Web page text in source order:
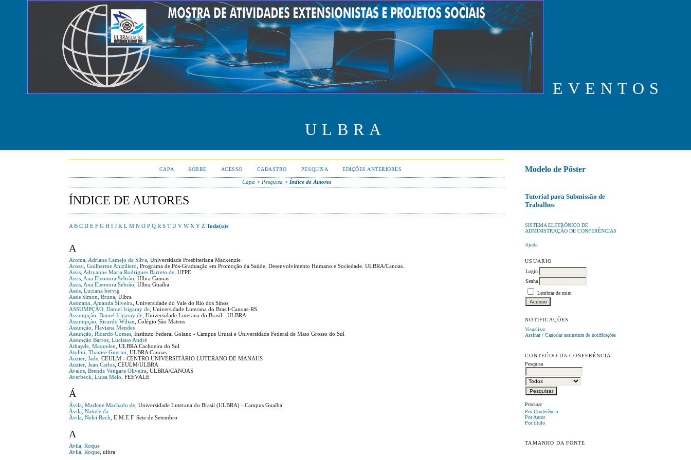
EVENTOS
ULBRA
Modelo de Pôster
Tutorial para Submissão de
Trabalhos
SISTEMA ELETRÔNICO DE
ADMINISTRAÇÃO DE CONFERÊNCIAS
Ajuda
USUÁRIO
Login
Senha
Lembrar de mim
NOTIFICAÇÕES
Visualizar
Assinar/Cancelar assinatura de notificações
CONTEÚDO DA CONFERÊNCIA
Pesquisa
Procurar
Por Conferência
Por Autor
Por título
TAMANHO DA FONTE
CAPA SOBRE ACESSO CADASTRO PESQUISA EDIÇÕES ANTERIORES
Capa > Pesquisa > Índice de Autores
ÍNDICE DE AUTORES
A B C D E F G H I J K L M N O P Q R S T U V W X Y Z Toda(o)s
A
Aroma, Adriana Camejo da Silva , Universidade Presbiteriana Mackenzie
Arossi, Guilherme Aniziliero , Programa de Pós-Graduação em Promoção da Saúde, Desenvolvimento Humano e Sociedade. ULBRA/Canoas.
Assis, Adryanne Maria Rodrigues Barreto de , UFPE
Assis, Ana Eleonora Sebrão , Ulbra Canoas
Assis, Ana Eleonora Sebrão , Ulbra Guaíba
Assis, Luciana bervig
Assis Simon, Bruna , Ulbra
Assmann, Amanda Silveira , Universidade do Vale do Rio dos Sinos
ASSUMPÇÃO, Daniel Irigaray de , Universidade Luterana do Brasil-Canoas-RS
Assumpção, Daniel Irigaray de , Universidade Luterana do Brasil - ULBRA
Assumpção, Ricardo Wilian , Colégio São Mateus
Assunção, Flaviana Mendes
Assunção, Ricardo Gomes , Instituto Federal Goiano - Campus Urutaí e Universidade Federal de Mato Grosso do Sul
Assunção Barros, Luciano André
Athayde, Maquelen , ULBRA Cachoeira do Sul
Atolini, Thanise Guerini , ULBRA Canoas
Auzier, Jade , CEULM - CENTRO UNIVERSITÁRIO LUTERANO DE MANAUS
Auzier, Jean Carlos , CEULM/ULBRA
Avalos, Brenda Vengara Oliveira , ULBRA/CANOAS
Averbeck, Luisa Melo , FEEVALE
Á
Ávila, Marlene Machado de , Universidade Luterana do Brasil (ULBRA) - Campus Guaíba
Ávila, Natiele da
Ávila, Nelci Rech , E.M.E.F. Sete de Setembro
A
Avila, Roque
Avila, Roque , ulbra